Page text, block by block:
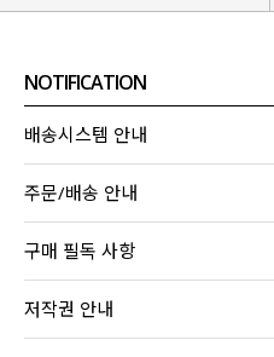
NOTIFICATION
배송시스템 안내
주문/배송 안내
구매 필독 사항
저작권 안내